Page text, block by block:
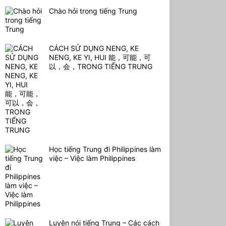
Chào hỏi trong tiếng Trung
CÁCH SỬ DỤNG NENG, KE
NENG, KE YI, HUI 能，可能，可
以，会，TRONG TIẾNG TRUNG
Học tiếng Trung đi Philippines làm
việc – Việc làm Philippines
Luyện nói tiếng Trung – Các cách